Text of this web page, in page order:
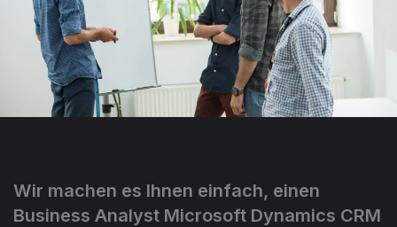
Wir machen es Ihnen einfach, einen
Business Analyst Microsoft Dynamics CRM